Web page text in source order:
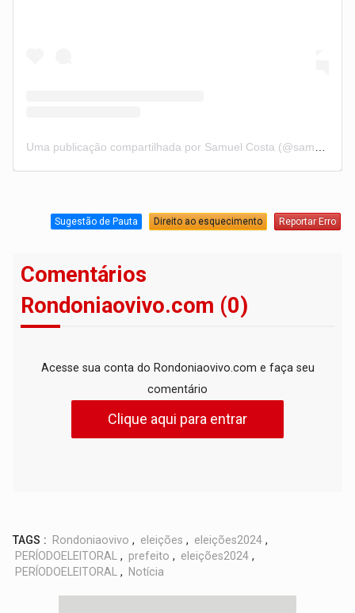
Sugestão de Pauta Direito ao esquecimento Reportar Erro
Comentários
Rondoniaovivo.com (0)
Acesse sua conta do Rondoniaovivo.com e faça seu
comentário
Clique aqui para entrar
TAGS : Rondoniaovivo , eleições , eleições2024 ,
PERÍODOELEITORAL , prefeito , eleições2024 ,
PERÍODOELEITORAL , Notícia